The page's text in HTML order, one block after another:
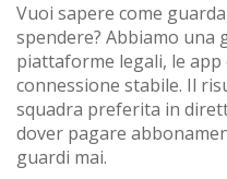
Vuoi sapere come
spendere? Abbiamo una
piattaforme legali, le
connessione stabile. Il
squadra preferita in
dover pagare
guardi mai.